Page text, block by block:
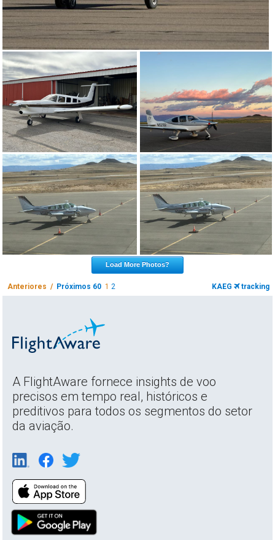
Load More Photos?
Anteriores / Próximos 60 12 KAEG tracking
A FlightAware fornece insights de voo
precisos em tempo real, históricos e
preditivos para todos os segmentos do setor
da aviação.